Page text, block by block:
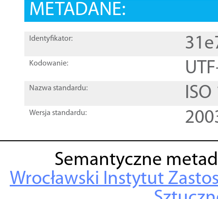
METADANE:
Identyfikator:
Kodowanie:
Nazwa standardu:
Wersja standardu:
Semantyczne
Wrocławski Instytut